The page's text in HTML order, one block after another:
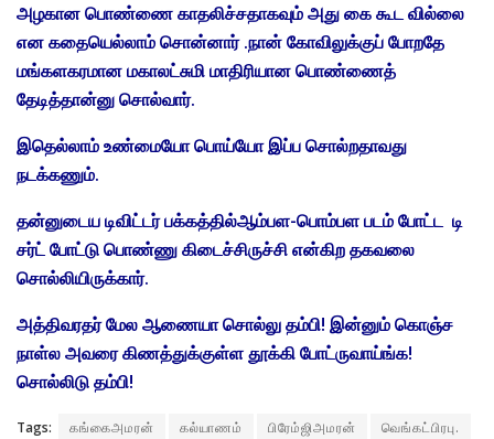
அழகான பொண்ணை காதலிச்சதாகவும் அது கை கூட வில்லை
என கதையெல்லாம் சொன்னார் .நான் கோவிலுக்குப் போறதே
மங்களகரமான மகாலட்சுமி மாதிரியான பொண்ணைத்
தேடித்தான்னு சொல்வார்.
இதெல்லாம் உண்மையோ பொய்யோ இப்ப சொல்றதாவது
நடக்கணும்.
தன்னுடைய டிவிட்டர் பக்கத்தில்ஆம்பள-பொம்பள படம் போட்ட டி
சர்ட் போட்டு பொண்ணு கிடைச்சிருச்சி என்கிற தகவலை
சொல்லியிருக்கார்.
அத்திவரதர் மேல ஆணையா சொல்லு தம்பி! இன்னும் கொஞ்ச
நாள்ல அவரை கிணத்துக்குள்ள தூக்கி போட்ருவாய்ங்க!
சொல்லிடு தம்பி!
Tags: கங்கைஅமரன் கல்யாணம் பிரேம்ஜிஅமரன் வெங்கட்பிரபு.